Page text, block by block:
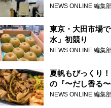
NEWS ONLINE 編集
東京・大田市場
水」初競り
NEWS ONLINE 編集
夏帆もびっくり！
の『〜だし香る
が香り高すぎる
NEWS ONLINE 編集